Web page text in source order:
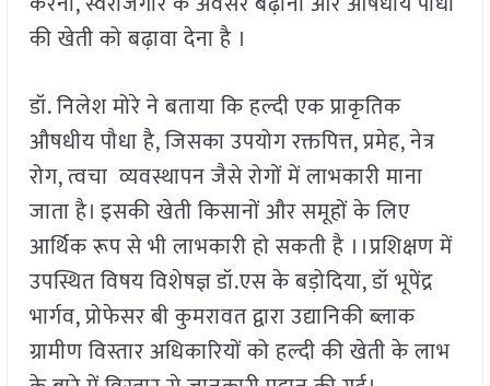
की खेती को बढ़ावा देना है ।
डॉ. निलेश मोरे ने बताया कि हल्दी एक प्राकृतिक
औषधीय पौधा है, जिसका उपयोग रक्तपित्त, प्रमेह, नेत्र
रोग, त्वचा व्यवस्थापन जैसे रोगों में लाभकारी माना
जाता है। इसकी खेती किसानों और समूहों के लिए
आर्थिक रूप से भी लाभकारी हो सकती है ।।प्रशिक्षण में
उपस्थित विषय विशेषज्ञ डॉ.एस के बड़ोदिया, डॉ भूपेंद्र
भार्गव, प्रोफेसर बी कुमरावत द्वारा उद्यानिकी ब्लाक
ग्रामीण विस्तार अधिकारियों को हल्दी की खेती के लाभ